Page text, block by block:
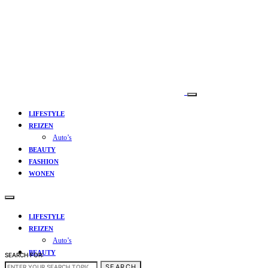
LIFESTYLE
REIZEN
Auto’s
BEAUTY
FASHION
WONEN
LIFESTYLE
REIZEN
Auto’s
BEAUTY
FASHION
SEARCH FOR: